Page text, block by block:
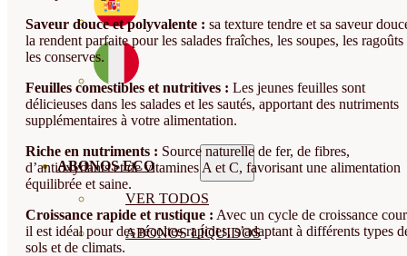
ABONOS ECO
VER TODOS
ABONOS LÍQUIDOS
Saveur douce et polyvalente : sa texture tendre et sa saveur
la rendent parfaite pour les salades fraîches, les soupes, les ragoûts
les conserves.
Feuilles comestibles et nutritives : Les jeunes feuilles sont
délicieuses dans les salades et les sautés, apportant des nutriments
supplémentaires à votre alimentation.
Riche en nutriments : Source naturelle de fer, de fibres,
d’antioxydants et de vitamines A et C, favorisant une alimentation
équilibrée et saine.
Croissance rapide et rustique : Avec un cycle de croissance
il est idéal pour des récoltes rapides, s’adaptant à différents types
sols et de climats.